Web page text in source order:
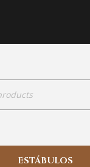
ESTÁBULOS